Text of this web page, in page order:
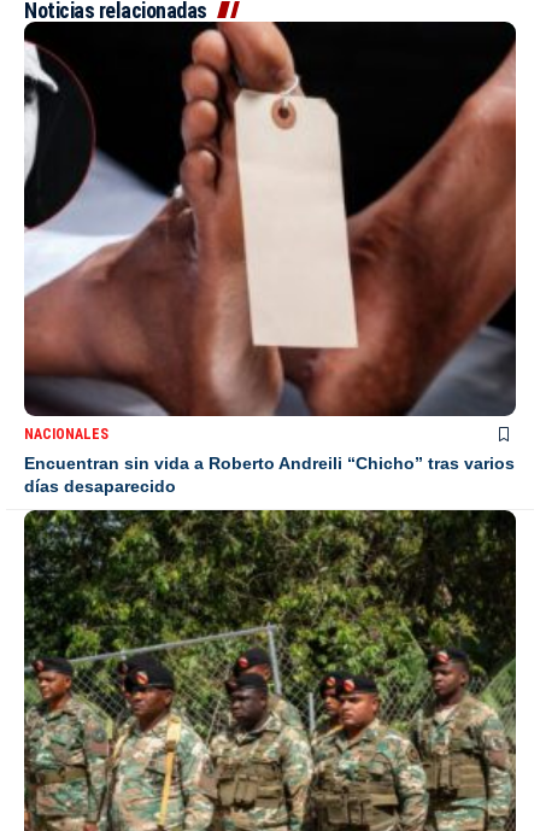
Noticias relacionadas
NACIONALES
Encuentran sin vida a Roberto Andreili “Chicho” tras varios
días desaparecido